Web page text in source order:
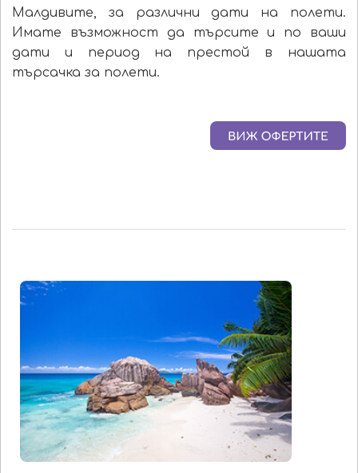
Малдивите, за различни дати на полети.
Имате възможност да търсите и по ваши
дати и период на престой в нашата
търсачка за полети.